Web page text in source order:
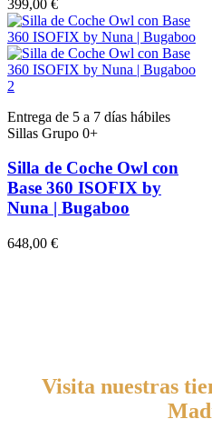
399,00 €
Entrega de 5 a 7 días hábiles
Sillas Grupo 0+
Silla de Coche Owl con
Base 360 ISOFIX by
Nuna | Bugaboo
648,00 €
Visita nuestras